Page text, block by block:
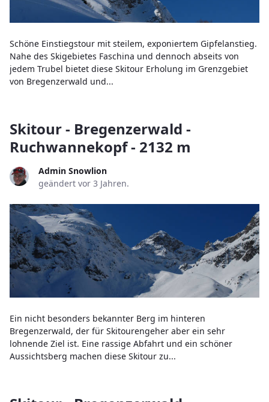
Schöne Einstiegstour mit steilem, exponiertem Gipfelanstieg.
Nahe des Skigebietes Faschina und dennoch abseits von
jedem Trubel bietet diese Skitour Erholung im Grenzgebiet
von Bregenzerwald und...
Skitour - Bregenzerwald -
Ruchwannekopf - 2132 m
Admin Snowlion
geändert vor 3 Jahren.
Ein nicht besonders bekannter Berg im hinteren
Bregenzerwald, der für Skitourengeher aber ein sehr
lohnende Ziel ist. Eine rassige Abfahrt und ein schöner
Aussichtsberg machen diese Skitour zu...